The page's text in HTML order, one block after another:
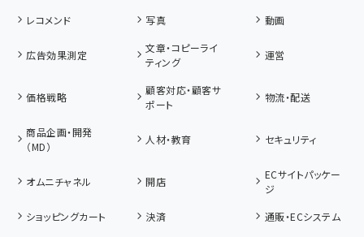
レコメンド
写真 動画
広告効果測定
文章・コピーライ
ティング
運営
価格戦略
顧客対応・顧客サ
ポート
物流・配送
商品企画・開発
（MD）
人材・教育 セキュリティ
オムニチャネル 開店
ECサイトパッケー
ジ
ショッピングカート
決済
通販・ECシステム